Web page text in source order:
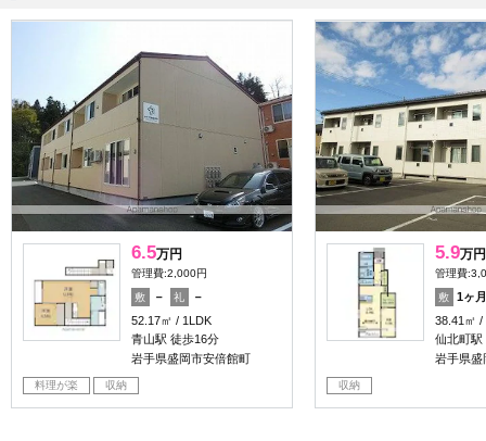
6.5万円
管理費:2,000円
敷 － 礼
－
52.17㎡
1LDK
青山駅 徒歩16分
岩手県盛岡市安倍館町
料理が楽 収納
5.9万円
管理費
敷
1ヶ月
38.41㎡
仙北町駅
岩手県盛
収納